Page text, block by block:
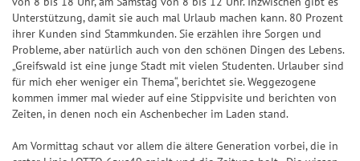
c
k
s
S
p
ir
l
F
e
h
l
e
n
d
k
BIN
GO!
S
p
i
e
l
7
7
k
s
-
T
i
p
p
z
a
h
l
e
n
Q
g
G
e
w
i
n
n
Unterstützung, damit sie auch mal Urlaub machen kann. 80 Prozent
ihrer Kunden sind Stammkunden. Sie erzählen ihre Sorgen und
Probleme, aber natürlich auch von den schönen Dingen des Lebens.
„Greifswald ist eine junge Stadt mit vielen Studenten. Urlauber sind
für mich eher weniger ein Thema“, berichtet sie. Weggezogene
kommen immer mal wieder auf eine Stippvisite und berichten von
Zeiten, in denen noch ein Aschenbecher im Laden stand.
Am Vormittag schaut vor allem die ältere Generation vorbei, die in